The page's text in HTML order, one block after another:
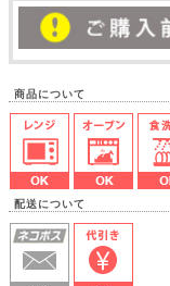
商品について
配送について ラ